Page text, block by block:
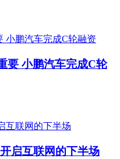
要 小鹏汽车完成C轮
启互联网的下半场